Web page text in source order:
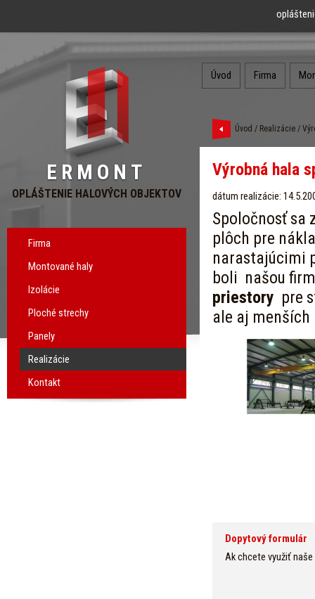
ERMONT
OPLÁŠTENIE HALOVÝCH OBJEKTOV
Firma
Montované haly
Izolácie
Ploché strechy
Panely
Realizácie
Kontakt
Úvod Firma
Úvod / Realizácie /
Výrobná hala
dátum realizácie:
Spoločnosť sa
plôch pre
narastajúcimi
boli našou
priestory pre
ale aj
Dopytový formulár
Ak chcete využiť